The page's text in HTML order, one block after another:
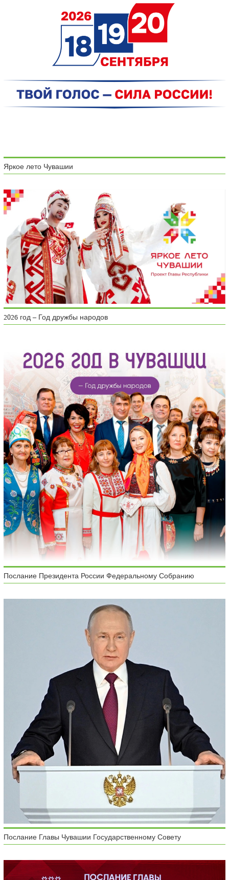
Яркое лето Чувашии
2026 год – Год дружбы народов
Послание Президента России Федеральному Собранию
Послание Главы Чувашии Государственному Совету